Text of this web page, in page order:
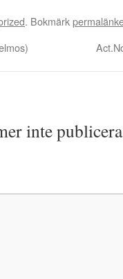
. Bokmärk
inte